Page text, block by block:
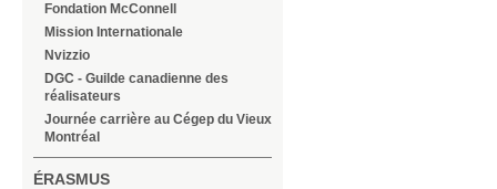
Fondation McConnell
Mission Internationale
Nvizzio
DGC - Guilde canadienne des
réalisateurs
Journée carrière au Cégep du Vieux
Montréal
ÉRASMUS